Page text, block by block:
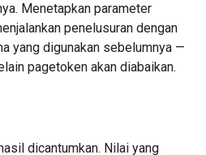
Menetapkan parameter
penelusuran dengan
yang digunakan sebelumnya —
pagetoken akan diabaikan.
dicantumkan. Nilai yang